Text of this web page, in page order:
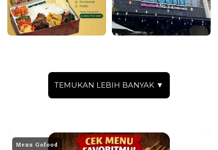
TEMUKAN LEBIH BANYAK ▼
Menu Gofood